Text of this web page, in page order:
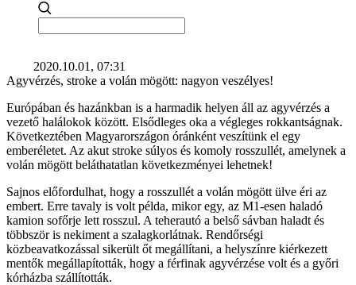
2020.10.01, 07:31
Agyvérzés, stroke a volán mögött: nagyon veszélyes!
Európában és hazánkban is a harmadik helyen áll az agyvérzés a
vezető halálokok között. Elsődleges oka a végleges rokkantságnak.
Következtében Magyarországon óránként veszítünk el egy
emberéletet. Az akut stroke súlyos és komoly rosszullét, amelynek a
volán mögött beláthatatlan következményei lehetnek!
Sajnos előfordulhat, hogy a rosszullét a volán mögött ülve éri az
embert. Erre tavaly is volt példa, mikor egy, az M1-esen haladó
kamion sofőrje lett rosszul. A teherautó a belső sávban haladt és
többször is nekiment a szalagkorlátnak. Rendőrségi
közbeavatkozással sikerült őt megállítani, a helyszínre kiérkezett
mentők megállapították, hogy a férfinak agyvérzése volt és a győri
kórházba szállították.